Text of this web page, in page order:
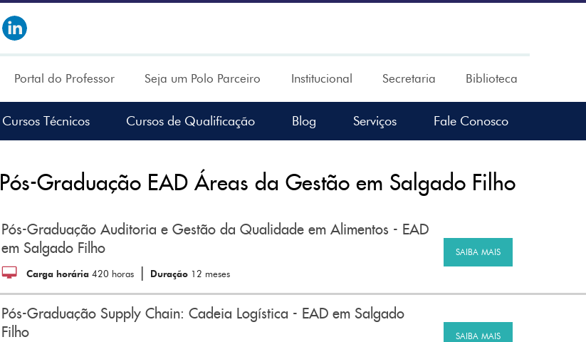
Portal do Professor Seja um Polo Parceiro Institucional Secretaria Biblioteca
Cursos Técnicos Cursos de Qualificação Blog Serviços Fale Conosco
Pós-Graduação EAD Áreas da Gestão em Salgado Filho
Pós-Graduação Auditoria e Gestão da Qualidade em Alimentos - EAD
em Salgado Filho
Carga horária420 horas | Duração 12 meses
SAIBA MAIS
Pós-Graduação Supply Chain: Cadeia Logística - EAD em Salgado
Filho
SAIBA MAIS